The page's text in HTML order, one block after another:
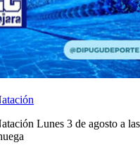
Lunes 3 de agosto a las